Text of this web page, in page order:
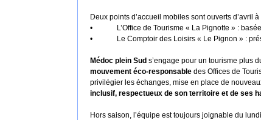
Deux points d’accueil mobiles sont ouverts d’avril
•
L’Office de Tourisme « La Pignotte » :
•
Le Comptoir des Loisirs « Le Pignon » :
Médoc plein Sud s’engage pour un tourisme plus
mouvement éco-responsable des Offices de
privilégier les échanges, mise en place de
inclusif, respectueux de son territoire et de ses
Hors saison, l’équipe est toujours joignable du